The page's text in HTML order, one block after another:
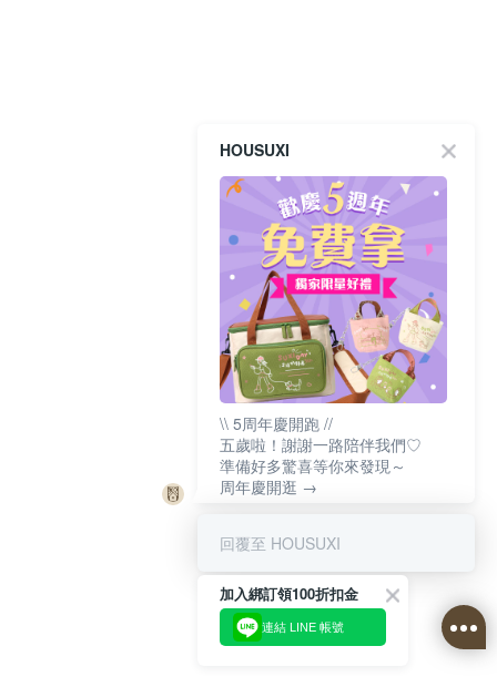
HOUSUXI
\\ 5周年慶開跑 //
五歲啦！謝謝一路陪伴我們♡
準備好多驚喜等你來發現～
周年慶開逛 →
回覆至 HOUSUXI
加入綁訂領100折扣金
連結 LINE 帳號